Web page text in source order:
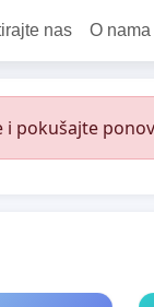
nas O nama
i pokušajte